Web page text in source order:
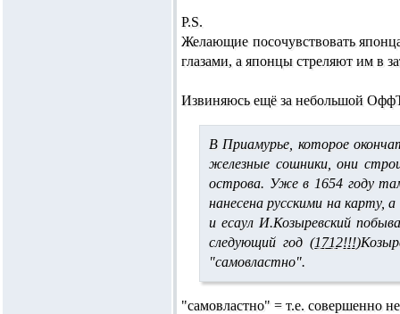
P.S.
Желающие посочувствовать
глазами, а японцы стреляют им в
Извиняюсь ещё за небольшой
В Приамурье, которое
железные сошники, они
острова. Уже в 1654 году
нанесена русскими на карту,
и есаул И.Козыревский
следующий год (1712!!!
"самовластно".
"самовластно" = т.е. совершенно